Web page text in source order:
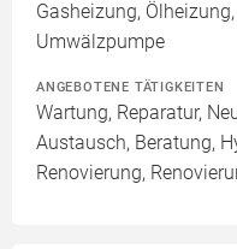
Gasheizung,
Umwälzpumpe
ANGEBOTENE TÄTIGKEITEN
Wartung, Reparatur,
Austausch, Beratung,
Renovierung,